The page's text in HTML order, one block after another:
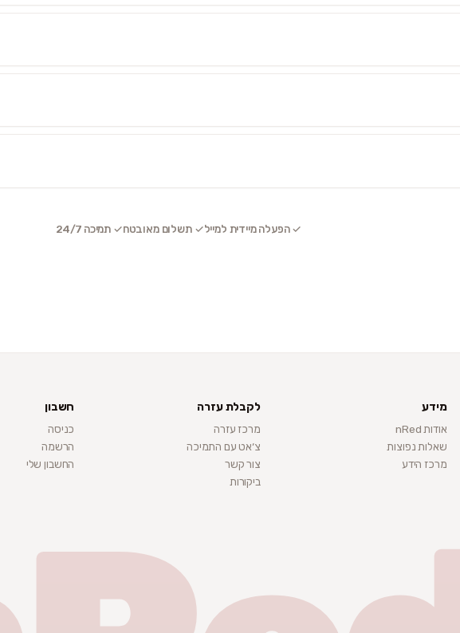
✓ הפעלה מיידית למייל✓ תשלום מאובטח✓ תמיכה 24/7
מידע
אודות nRed
שאלות נפוצות
מרכז הידע
לקבלת עזרה
מרכז עזרה
צ׳אט עם התמיכה
צור קשר
ביקורות
חשבון
כניסה
הרשמה
החשבון שלי